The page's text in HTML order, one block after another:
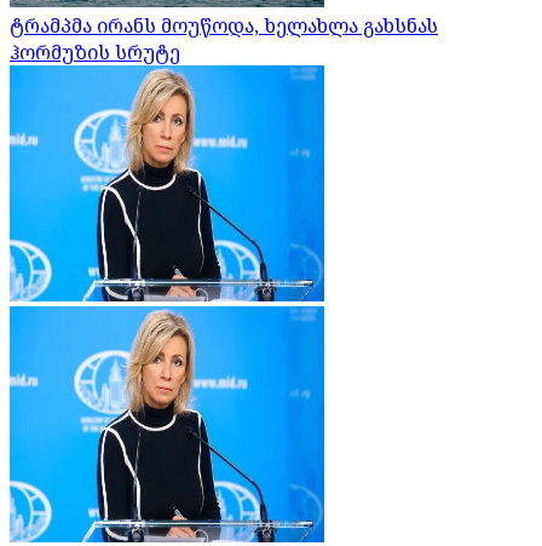
ტრამპმა ირანს მოუწოდა, ხელახლა გახსნას
ჰორმუზის სრუტე